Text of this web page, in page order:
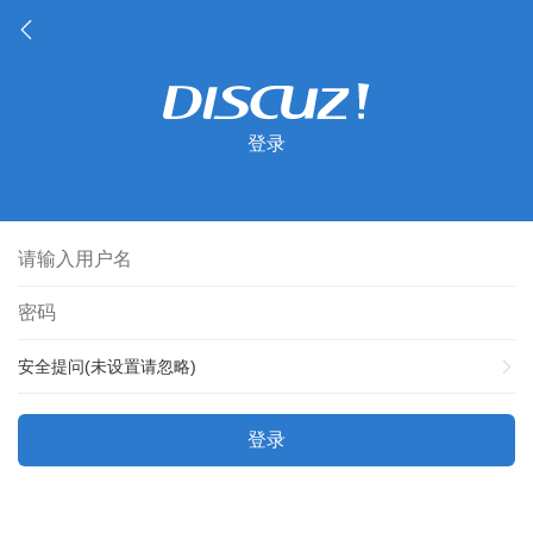
登录
安全提问(未设置请忽略)
登录